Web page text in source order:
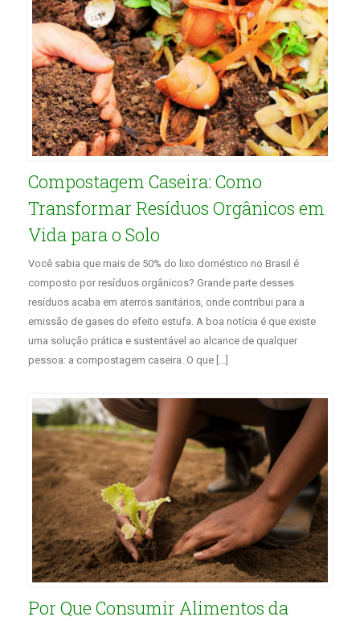
Compostagem Caseira: Como
Transformar Resíduos Orgânicos em
Vida para o Solo
Você sabia que mais de 50% do lixo doméstico no Brasil é
composto por resíduos orgânicos? Grande parte desses
resíduos acaba em aterros sanitários, onde contribui para a
emissão de gases do efeito estufa. A boa notícia é que existe
uma solução prática e sustentável ao alcance de qualquer
pessoa: a compostagem caseira. O que […]
Por Que Consumir Alimentos da